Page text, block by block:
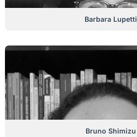
Barbara Lupetti
Bruno Shimizu